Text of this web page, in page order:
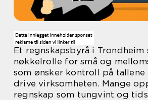
Et regnskapsbyrå i Trondheim
nøkkelrolle for små og
som ønsker kontroll på
drive virksomheten. Mange
regnskap som tungvint og